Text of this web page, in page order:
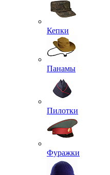
Кепки
Панамы
Пилотки
Фуражки